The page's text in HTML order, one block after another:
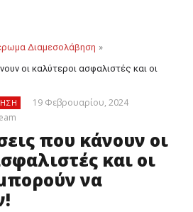
Διαμεσολάβηση »
οι καλύτεροι ασφαλιστές και οι
19 Φεβρουαρίου, 2024
που κάνουν οι
και οι
να